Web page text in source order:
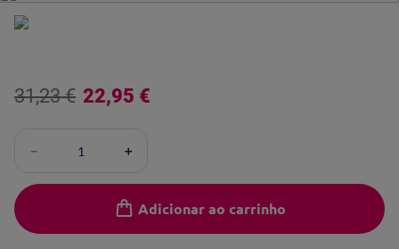
31,23 € 22,95 €
＋
－
Adicionar ao carrinho